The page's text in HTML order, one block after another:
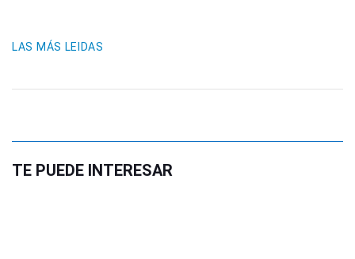
LAS MÁS LEIDAS
TE PUEDE INTERESAR